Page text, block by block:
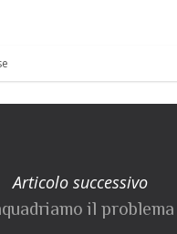
Articolo successivo
il problema